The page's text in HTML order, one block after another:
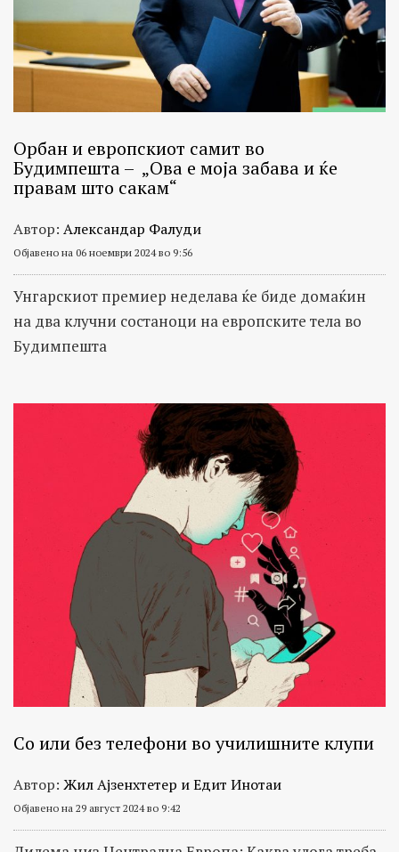
Орбан и европскиот самит во
Будимпешта – „Ова е моја забава и ќе
правам што сакам“
Автор: Александар Фалуди
Објавено на 06 ноември 2024 во 9:56
Унгарскиот премиер неделава ќе биде домаќин
на два клучни состаноци на европските тела во
Будимпешта
Со или без телефони во училишните клупи
Автор: Жил Ајзенхтетер и Едит Инотаи
Објавено на 29 август 2024 во 9:42